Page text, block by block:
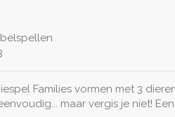
Families vormen met 3
maar vergis je niet!